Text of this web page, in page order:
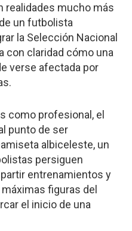
realidades mucho más
un futbolista
la Selección Nacional
con claridad cómo una
verse afectada por
como profesional, el
punto de ser
albiceleste, un
persiguen
entrenamientos y
figuras del
el inicio de una